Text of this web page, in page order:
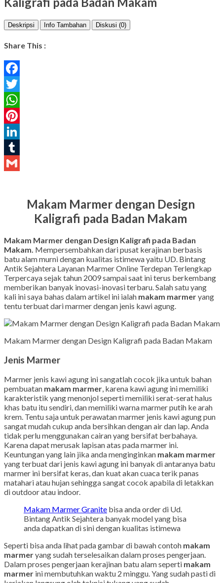
Deskripsi Info Tambahan Diskusi (0)
Share This :
Facebook
Twitter
WhatsApp
Pinterest
LinkedIn
Tumblr
Makam Marmer dengan Design
Kaligrafi pada Badan Makam
Makam Marmer dengan Design Kaligrafi pada Badan
Makam. Mempersembahkan dari pusat kerajinan berbasis
batu alam murni dengan kualitas istimewa yaitu UD. Bintang
Antik Sejahtera Layanan Marmer Online Terdepan Terlengkap
Terpercaya sejak tahun 2009 sampai saat ini terus berkembang
memberikan banyak inovasi-inovasi terbaru. Salah satu yang
kali ini saya bahas dalam artikel ini ialah makam marmeryang
tentu terbuat dari marmer dengan jenis kawi agung.
Makam Marmer dengan Design Kaligrafi pada Badan Makam
Jenis Marmer
Marmer jenis kawi agung ini sangatlah cocok jika untuk bahan
pembuatan makam marmer, karena kawi agung ini memiliki
karakteristik yang menonjol seperti memiliki serat-serat halus
khas batu itu sendiri, dan memiliki warna marmer putih ke arah
krem. Tentu saja untuk perawatan marmer jenis kawi agung pun
sangat mudah cukup anda bersihkan dengan air dan lap. Anda
tidak perlu menggunakan cairan yang bersifat berbahaya.
Karena dapat merusak lapisan atas pada marmer ini.
Keuntungan yang lain jika anda menginginkan makam marmer
yang terbuat dari jenis kawi agung ini banyak di antaranya batu
marmer ini bersifat keras, dan kuat akan cuaca terik panas
matahari atau hujan sehingga sangat cocok apabila di letakkan
di outdoor atau indoor.
Makam Marmer Granite bisa anda order di Ud.
Bintang Antik Sejahtera banyak model yang bisa
anda dapatkan di sini dengan kualitas istimewa
Seperti bisa anda lihat pada gambar di bawah contoh makam
marmeryang sudah terselesaikan dalam proses pengerjaan.
Dalam proses pengerjaan kerajinan batu alam seperti makam
marmer ini membutuhkan waktu 2 minggu. Yang sudah pasti di